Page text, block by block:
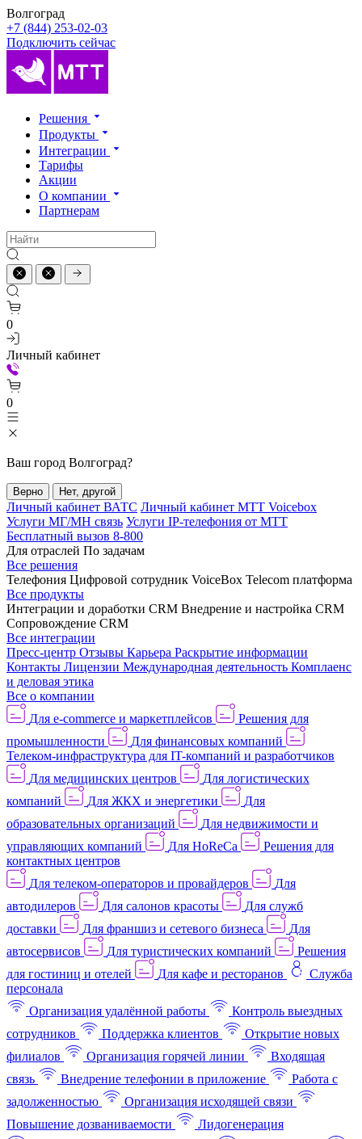
Волгоград
+7 (844) 253-02-03
Подключить сейчас
Решения
Продукты
Интеграции
Тарифы
Акции
О компании
Партнерам
0
Личный кабинет
0
Ваш город Волгоград?
Верно Нет, другой
Личный кабинет ВАТС Личный кабинет МТТ Voicebox
Услуги МГ/МН связь Услуги IP-телефония от МТТ
Бесплатный вызов 8-800
Для отраслей По задачам
Все решения
Телефония Цифровой сотрудник VoiceBox Telecom платформа
Все продукты
Интеграции и доработки CRM Внедрение и настройка CRM
Сопровождение CRM
Все интеграции
Пресс-центр Отзывы Карьера Раскрытие информации
Контакты Лицензии Международная деятельность Комплаенс
и деловая этика
Все о компании
Для e-commerce и маркетплейсов
Решения для
промышленности
Для финансовых компаний
Телеком-инфраструктура для IT-компаний и разработчиков
Для медицинских центров
Для логистических
компаний
Для ЖКХ и энергетики
Для
образовательных организаций
Для недвижимости и
управляющих компаний
Для HoReCa
Решения для
контактных центров
Для телеком-операторов и провайдеров
Для
автодилеров
Для салонов красоты
Для служб
доставки
Для франшиз и сетевого бизнеса
Для
автосервисов
Для туристических компаний
Решения
для гостиниц и отелей
Для кафе и ресторанов
Служба
персонала
Организация удалённой работы
Контроль выездных
сотрудников
Поддержка клиентов
Открытие новых
филиалов
Организация горячей линии
Входящая
связь
Внедрение телефонии в приложение
Работа с
задолженностью
Организация исходящей связи
Повышение дозваниваемости
Лидогенерация